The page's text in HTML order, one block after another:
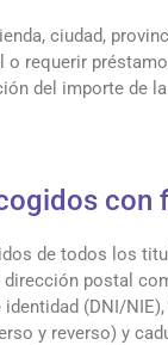
ciudad,
o requerir
del importe de
con
de todos los
postal
(DNI/
y reverso) y